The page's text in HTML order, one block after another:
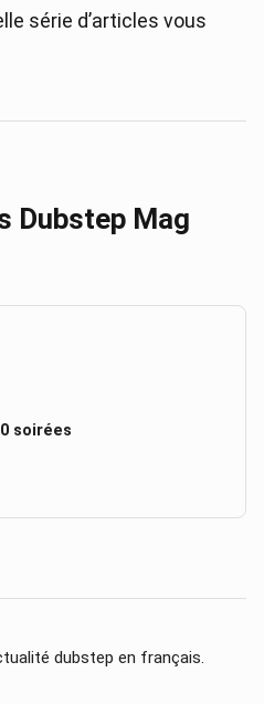
série d’articles vous
Dubstep Mag
soirées
dubstep en français.